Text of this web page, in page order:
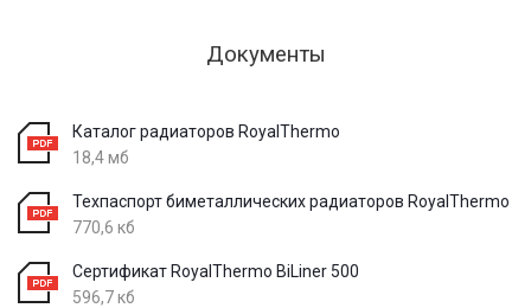
Документы
Каталог радиаторов RoyalThermo
18,4 мб
Техпаспорт биметаллических радиаторов RoyalThermo
770,6 кб
Сертификат RoyalThermo BiLiner 500
596,7 кб